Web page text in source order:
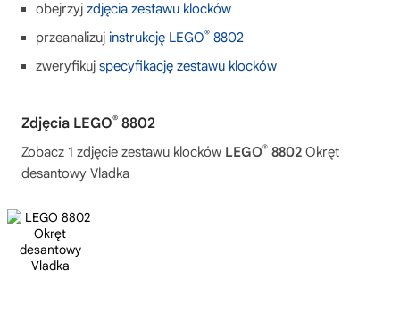
obejrzyj zdjęcia zestawu klocków
przeanalizuj instrukcję LEGO® 8802
zweryfikuj specyfikację zestawu klocków
Zdjęcia LEGO® 8802
Zobacz 1 zdjęcie zestawu klocków LEGO® 8802 Okręt
desantowy Vladka